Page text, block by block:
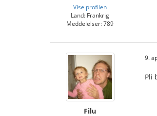
Vise profilen
Land: Frankrig
Meddelelser: 789
Filu
9.
Pli